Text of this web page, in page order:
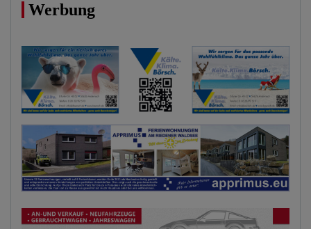
Werbung